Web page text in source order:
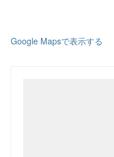
Google Mapsで表示する